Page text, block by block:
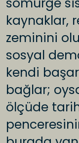
kaynaklar,
zeminini
sosyal
kendi
bağlar;
ölçüde